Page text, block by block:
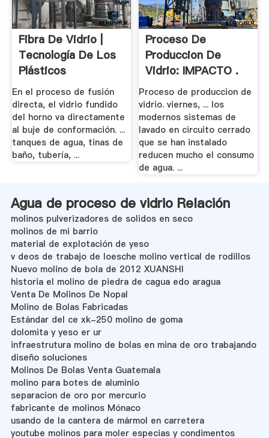
Fibra De Vidrio |
Tecnología De Los
Plásticos
En el proceso de fusión
directa, el vidrio fundido
del horno va directamente
al buje de conformación. ...
tanques de agua, tinas de
baño, tubería, ...
Proceso De
Produccion De
Vidrio: IMPACTO .
Proceso de produccion de
vidrio. viernes, ... los
modernos sistemas de
lavado en circuito cerrado
que se han instalado
reducen mucho el consumo
de agua. ...
Agua de proceso de vidrio Relación
molinos pulverizadores de solidos en seco
molinos de mi barrio
material de explotación de yeso
v deos de trabajo de loesche molino vertical de rodillos
Nuevo molino de bola de 2012 XUANSHI
historia el molino de piedra de cagua edo aragua
Venta De Molinos De Nopal
Molino de Bolas Fabricadas
Estándar del ce xk-250 molino de goma
dolomita y yeso er ur
infraestrutura molino de bolas en mina de oro trabajando
diseño soluciones
Molinos De Bolas Venta Guatemala
molino para botes de aluminio
separacion de oro por mercurio
fabricante de molinos Mónaco
usando de la cantera de mármol en carretera
youtube molinos para moler especias y condimentos